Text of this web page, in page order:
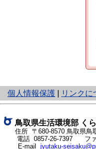
個人情報保護
と
り
ッ
ト
へ
リンクに
鳥取県生活環境部 く
住所 〒680-8570 鳥取県鳥
電話 0857-26-7397
フ
E-mail jyutaku-